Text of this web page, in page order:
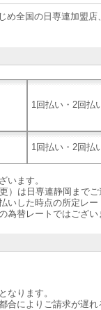
め全国の日専連加盟
1回払い・2回払
1回払い・2回払
います。
）は日専連静岡までご
いした時点の所定レ
替レートではござい
なります。
によりご請求が遅れ